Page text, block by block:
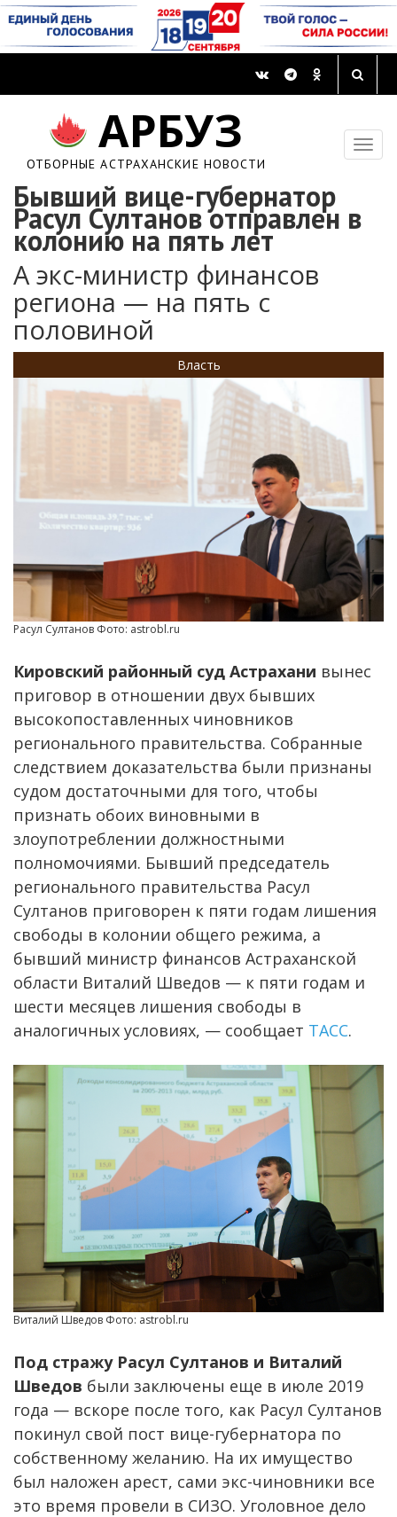
АРБУЗ
ОТБОРНЫЕ АСТРАХАНСКИЕ НОВОСТИ
Бывший вице-губернатор
Расул Султанов отправлен в
колонию на пять лет
А экс-министр финансов
региона — на пять с
половиной
Власть
Расул Султанов Фото: astrobl.ru
Кировский районный суд Астрахани вынес
приговор в отношении двух бывших
высокопоставленных чиновников
регионального правительства. Собранные
следствием доказательства были признаны
судом достаточными для того, чтобы
признать обоих виновными в
злоупотреблении должностными
полномочиями. Бывший председатель
регионального правительства Расул
Султанов приговорен к пяти годам лишения
свободы в колонии общего режима, а
бывший министр финансов Астраханской
области Виталий Шведов — к пяти годам и
шести месяцев лишения свободы в
аналогичных условиях, — сообщает ТАСС.
Виталий Шведов Фото: astrobl.ru
Под стражу Расул Султанов и Виталий
Шведов были заключены еще в июле 2019
года — вскоре после того, как Расул Султанов
покинул свой пост вице-губернатора по
собственному желанию. На их имущество
был наложен арест, сами экс-чиновники все
это время провели в СИЗО. Уголовное дело